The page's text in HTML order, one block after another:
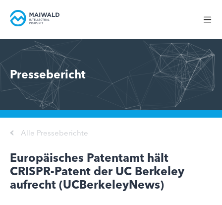
Pressebericht
Alle Presseberichte
Europäisches Patentamt hält
CRISPR-Patent der UC Berkeley
aufrecht (UCBerkeleyNews)